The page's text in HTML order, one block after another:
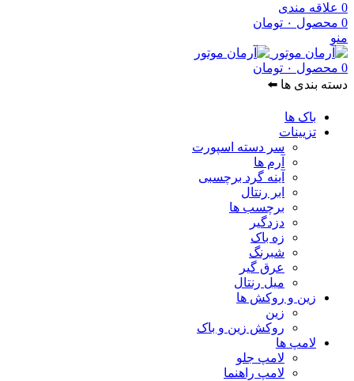
0 علاقه مندی
0 محصول ۰ تومان
منو
0 محصول ۰ تومان
دسته بندی ها ⬅️
باک ها
تزیینات
سر دسته اسپورت
آرم ها
آینه گرد برچسبی
ابر رنتال
برچسب ها
دزدگیر
زه باک
شبرنگ
عرق گیر
میل رنتال
زین و روکش ها
زین
روکش زین و باک
لامپ ها
لامپ جلو
لامپ راهنما